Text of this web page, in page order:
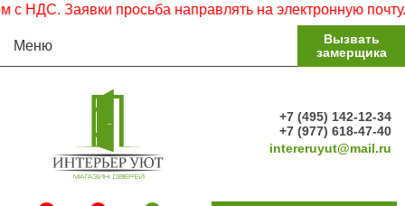
Заявки просьба направлять на электронную почту.
Меню
Вызвать
замерщика
+7 (495) 142-12-34
+7 (977) 618-47-40
intereruyut@mail.ru